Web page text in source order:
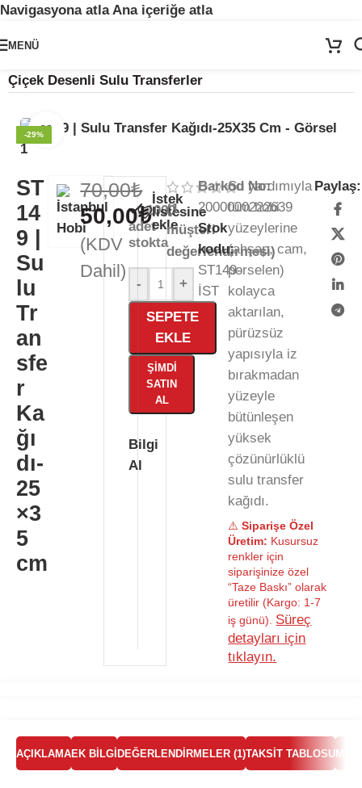
Navigasyona atlaAna içeriğe atla
🚨ÖNEMLİ DUYURU: Sektörel sezon çalışma takvimimiz nedeniyle24
Ağustositibarıyla sırayla kargolanacaktır. 🍒
MENÜ
Çiçek Desenli Sulu Transferler
-29% Büyütmek için tıklayın
ST
14
9 |
Su
lu
Tr
an
sfe
r
Ka
ğı
dı-
25
×3
5
cm
70,00₺
50,00₺
(KDV
Dahil)
1000
adet
stokta
- +
SEPETE
EKLE
ŞIMDI
SATIN
AL
Bilgi
Al
İstek
listesine
ekle
(1
müşteri
değerlendirmesi)
Barkod No:
2000000222639
Stok
kodu:
ST149-
İST
Su yardımıyla
tüm hobi
yüzeylerine
(ahşap, cam,
porselen)
kolayca
aktarılan,
pürüzsüz
yapısıyla iz
bırakmadan
yüzeyle
bütünleşen
yüksek
çözünürlüklü
sulu transfer
kağıdı.
⚠️Siparişe Özel
Üretim: Kusursuz
renkler için
siparişinize özel
“Taze Baskı” olarak
üretilir (Kargo: 1-7
iş günü). Süreç
detayları için
tıklayın.
Paylaş:
AÇIKLAMAEK BILGIDEĞERLENDIRMELER (1)TAKSIT TABLOSU